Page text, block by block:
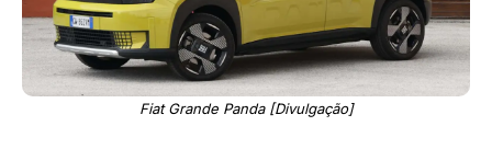
Fiat Grande Panda [Divulgação]